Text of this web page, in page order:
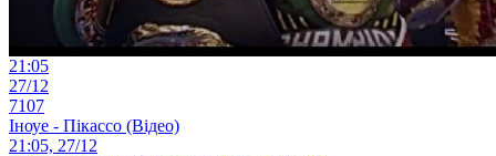
21:05
27/12
7107
Іноуе - Пікассо (Відео)
21:05, 27/12